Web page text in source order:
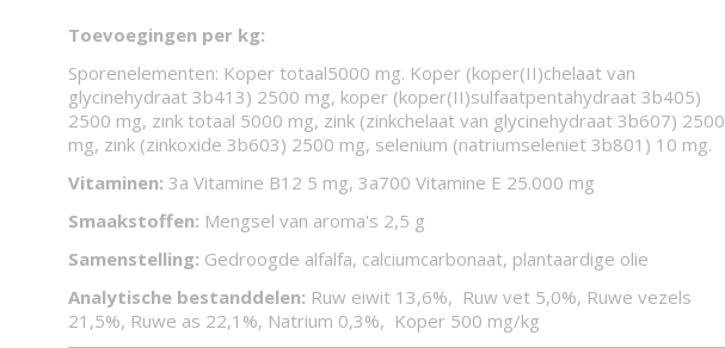
Toevoegingen per kg:
Sporenelementen: Koper totaal5000 mg. Koper (koper(II)chelaat van
glycinehydraat 3b413) 2500 mg, koper (koper(II)sulfaatpentahydraat 3b405)
2500 mg, zink totaal 5000 mg, zink (zinkchelaat van glycinehydraat 3b607) 2500
mg, zink (zinkoxide 3b603) 2500 mg, selenium (natriumseleniet 3b801) 10 mg.
Vitaminen: 3a Vitamine B12 5 mg, 3a700 Vitamine E 25.000 mg
Smaakstoffen: Mengsel van aroma's 2,5 g
Samenstelling: Gedroogde alfalfa, calciumcarbonaat, plantaardige olie
Analytische bestanddelen: Ruw eiwit 13,6%, Ruw vet 5,0%, Ruwe vezels
21,5%, Ruwe as 22,1%, Natrium 0,3%, Koper 500 mg/kg